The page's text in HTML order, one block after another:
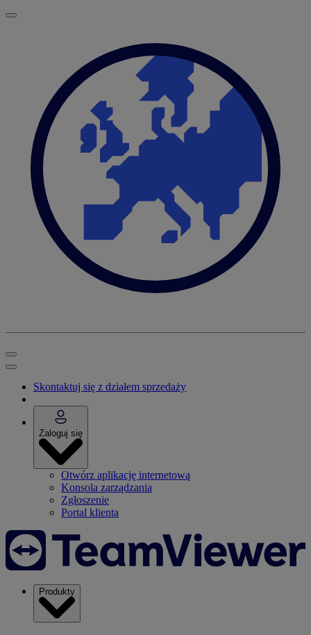
Skontaktuj się z działem sprzedaży
Zaloguj się
Otwórz aplikację internetową
Konsola zarządzania
Zgłoszenie
Portal klienta
Produkty